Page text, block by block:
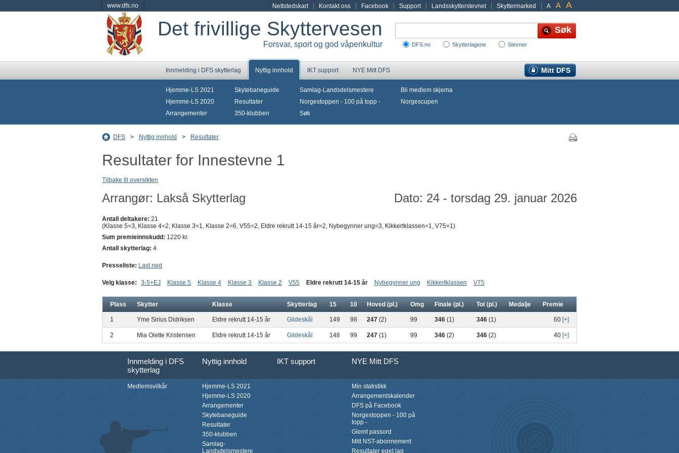
www.dfs.no A A A
Nettstedskart Kontakt oss Facebook Support Landsskytterstevnet Skyttermarked
Det frivillige Skyttervesen
Forsvar, sport og god våpenkultur DFS.no Skytterlagene Stevner
Innmelding i DFS skytterlag Nyttig innhold IKT support Mitt DFS
NYE Mitt DFS
Hjemme-LS 2021
Hjemme-LS 2020
Arrangementer
Skytebaneguide
Resultater
350-klubben
Samlag-Landsdelsmestere
Norgestoppen - 100 på topp -
Søk
Bli medlem skjema
Norgescupen
DFS > Nyttig innhold > Resultater
Resultater for Innestevne 1
Tilbake til oversikten
Arrangør: Lakså Skytterlag Dato: 24 - torsdag 29. januar 2026
Antall deltakere: 21
(Klasse 5=3, Klasse 4=2, Klasse 3=1, Klasse 2=6, V55=2, Eldre rekrutt 14-15 år=2, Nybegynner ung=3, Kikkertklassen=1, V75=1)
Sum premieinnskudd: 1220 kr.
Antall skytterlag: 4
Presseliste: Last ned
Velg klasse: 3-5+EJ Klasse 5 Klasse 4 Klasse 3 Klasse 2 V55 Eldre rekrutt 14-15 år Nybegynner ung Kikkertklassen V75
Plass Skytter Klasse Skytterlag 15 10 Hoved (pl.) Omg Finale (pl.) Tot (pl.) Medalje Premie
1 Yme Sirius Didriksen Eldre rekrutt 14-15 år Gildeskål 149 98 247 (2) 99 346 (1) 346 (1) 60 [+]
2 Mia Olette Kristensen Eldre rekrutt 14-15 år Gildeskål 148 99 247 (1) 99 346 (2) 346 (2) 40 [+]
Innmelding i DFS
skytterlag
Nyttig innhold IKT support NYE Mitt DFS
Medlemsvilkår
Hjemme-LS 2021
Hjemme-LS 2020
Arrangementer
Skytebaneguide
Resultater
350-klubben
Samlag-
Landsdelsmestere
Min statistikk
Arrangementskalender
DFS på Facebook
Norgestoppen - 100 på
topp -
Glemt passord
Mitt NST-abonnement
Resultater eget lag